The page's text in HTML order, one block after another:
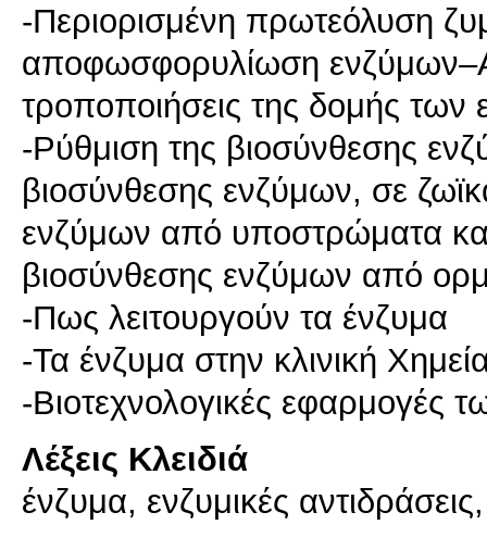
-Περιορισμένη πρωτεόλυση
αποφωσφορυλίωση
τροποποιήσεις της δομής
-Ρύθμιση της βιοσύνθεσης
βιοσύνθεσης ενζύμων, σε
ενζύμων από υποστρώματα
βιοσύνθεσης ενζύμων από
-Πως λειτουργούν τα ένζυμα
-Τα ένζυμα στην κλινική
Λέξεις Κλειδιά
ένζυμα, ενζυμικές